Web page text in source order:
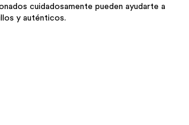
cuidadosamente pueden ayudarte a
y auténticos.